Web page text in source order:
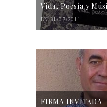
Vida, Poesía y
EN 31/07/2011
FIRMA INVITADA